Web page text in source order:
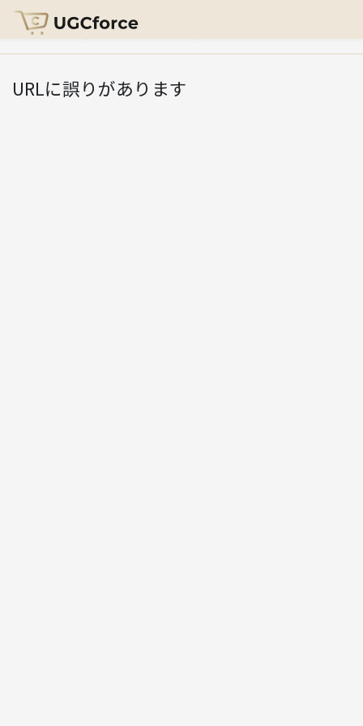
HOME > コンテンツ利用について報告
URLに誤りがあります